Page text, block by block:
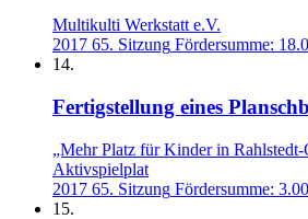
Multikulti Werkstatt e.V.
2017 65. Sitzung Fördersumme:
14.
Fertigstellung eines
„Mehr Platz für Kinder in Rahlstedt-
Aktivspielplat
2017 65. Sitzung Fördersumme:
15.